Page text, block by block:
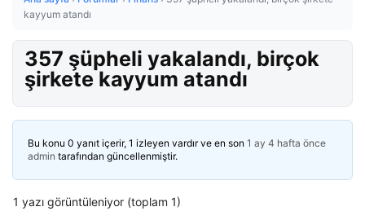
kayyum atandı
357 şüpheli yakalandı, birçok
şirkete kayyum atandı
Bu konu 0 yanıt içerir, 1 izleyen vardır ve en son 1 ay 4 hafta önce
admin tarafından güncellenmiştir.
1 yazı görüntüleniyor (toplam 1)